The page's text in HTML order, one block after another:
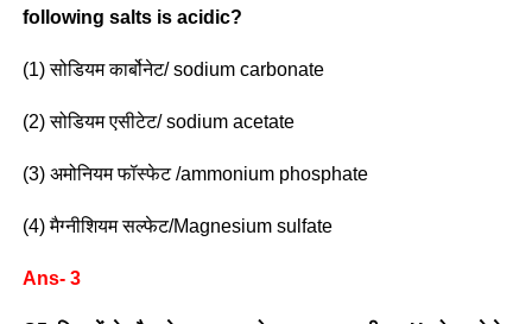
following salts is acidic?
(1) सोडियम कार्बोनेट/ sodium carbonate
(2) सोडियम एसीटेट/ sodium acetate
(3) अमोनियम फॉस्फेट /ammonium phosphate
(4) मैग्नीशियम सल्फेट/Magnesium sulfate
Ans- 3